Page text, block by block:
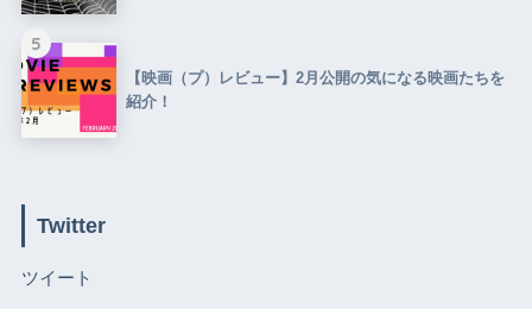
5
【映画（プ）レビュー】2月公開の気になる映画たちを
紹介！
Twitter
ツイート